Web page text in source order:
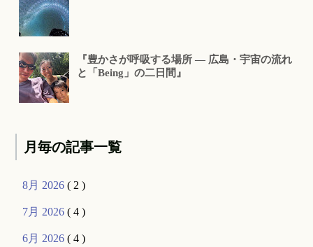
『豊かさが呼吸する場所 ― 広島・宇宙の流れ
と「Being」の二日間』
月毎の記事一覧
8月 2026( 2 )
7月 2026( 4 )
6月 2026( 4 )